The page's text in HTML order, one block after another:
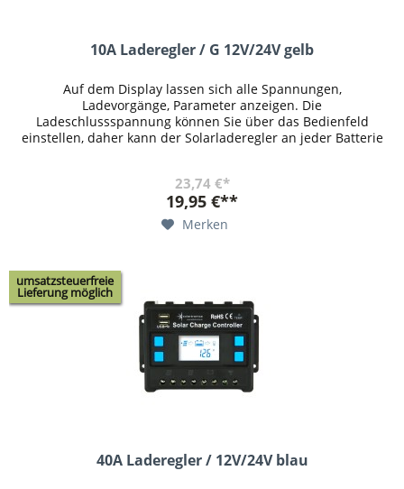
10A Laderegler / G 12V/24V gelb
Auf dem Display lassen sich alle Spannungen,
Ladevorgänge, Parameter anzeigen. Die
Ladeschlussspannung können Sie über das Bedienfeld
einstellen, daher kann der Solarladeregler an jeder Batterie
23,74 €*
19,95 €**
Merken
umsatzsteuerfreie
Lieferung möglich
40A Laderegler / 12V/24V blau